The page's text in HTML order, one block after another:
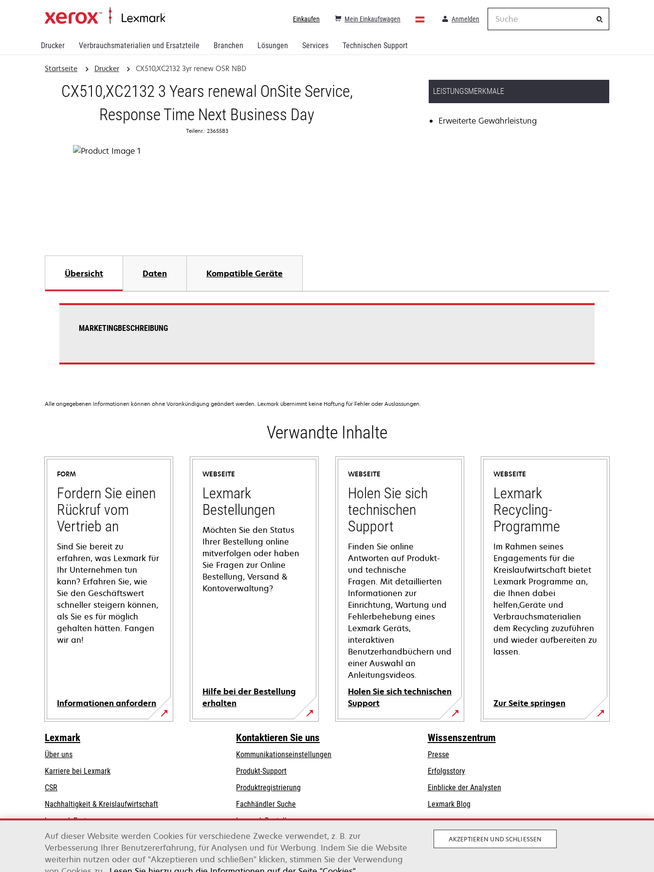
Drucker Verbrauchsmaterialien und Ersatzteile Branchen Lösungen Services Technischen Support
Einkaufen Anmelden
Mein Einkaufswagen
Suche
Startseite Drucker CX510,XC2132 3yr renew OSR NBD
CX510,XC2132 3 Years renewal OnSite Service,
Response Time Next Business Day
Teilenr.: 2365583
LEISTUNGSMERKMALE
Erweiterte Gewährleistung
Übersicht Daten Kompatible Geräte
MARKETINGBESCHREIBUNG
Alle angegebenen Informationen können ohne Vorankündigung geändert werden. Lexmark übernimmt keine Haftung für Fehler oder Auslassungen.
Verwandte Inhalte
FORM
Fordern Sie einen
Rückruf vom
Vertrieb an
Sind Sie bereit zu
erfahren, was Lexmark für
Ihr Unternehmen tun
kann? Erfahren Sie, wie
Sie den Geschäftswert
schneller steigern können,
als Sie es für möglich
gehalten hätten. Fangen
wir an!
Informationen anfordern
WEBSEITE
Lexmark
Bestellungen
Möchten Sie den Status
Ihrer Bestellung online
mitverfolgen oder haben
Sie Fragen zur Online
Bestellung, Versand &
Kontoverwaltung?
Hilfe bei der Bestellung
erhalten
WEBSEITE
Holen Sie sich
technischen
Support
Finden Sie online
Antworten auf Produkt-
und technische
Fragen. Mit detaillierten
Informationen zur
Einrichtung, Wartung und
Fehlerbehebung eines
Lexmark Geräts,
interaktiven
Benutzerhandbüchern und
einer Auswahl an
Anleitungsvideos.
Holen Sie sich technischen
Support
wird
WEBSEITE
Lexmark
Recycling-
Programme
Im Rahmen seines
Engagements für die
Kreislaufwirtschaft bietet
Lexmark Programme an,
die Ihnen dabei
helfen,Geräte und
Verbrauchsmaterialien
dem Recycling zuzuführen
und wieder aufbereiten zu
lassen.
Zur Seite springen
Lexmark
Über uns
Karriere bei Lexmark
CSR
Nachhaltigkeit & Kreislaufwirtschaft
Lexmark-Partner
Kontaktieren Sie uns
Kommunikationseinstellungen
wird
in
einer
neuen
Registerkarte
Produkt-Supportwird
einer
neuen
Registerkarte
Produktregistrierung
Fachhändler Suche
Lexmark Bestellungen
Lexmark Distributoren
Wissenszentrum
Presse
Erfolgsstory
Einblicke der Analysten
Lexmark Blog
Lexmark International, Inc., ein Unternehmen von Xerox
Auf dieser Website werden Cookies für verschiedene Zwecke verwendet, z. B. zur
Verbesserung Ihrer Benutzererfahrung, für Analysen und für Werbung. Indem Sie die Website
weiterhin nutzen oder auf "Akzeptieren und schließen" klicken, stimmen Sie der Verwendung
AKZEPTIEREN UND SCHLIESSEN